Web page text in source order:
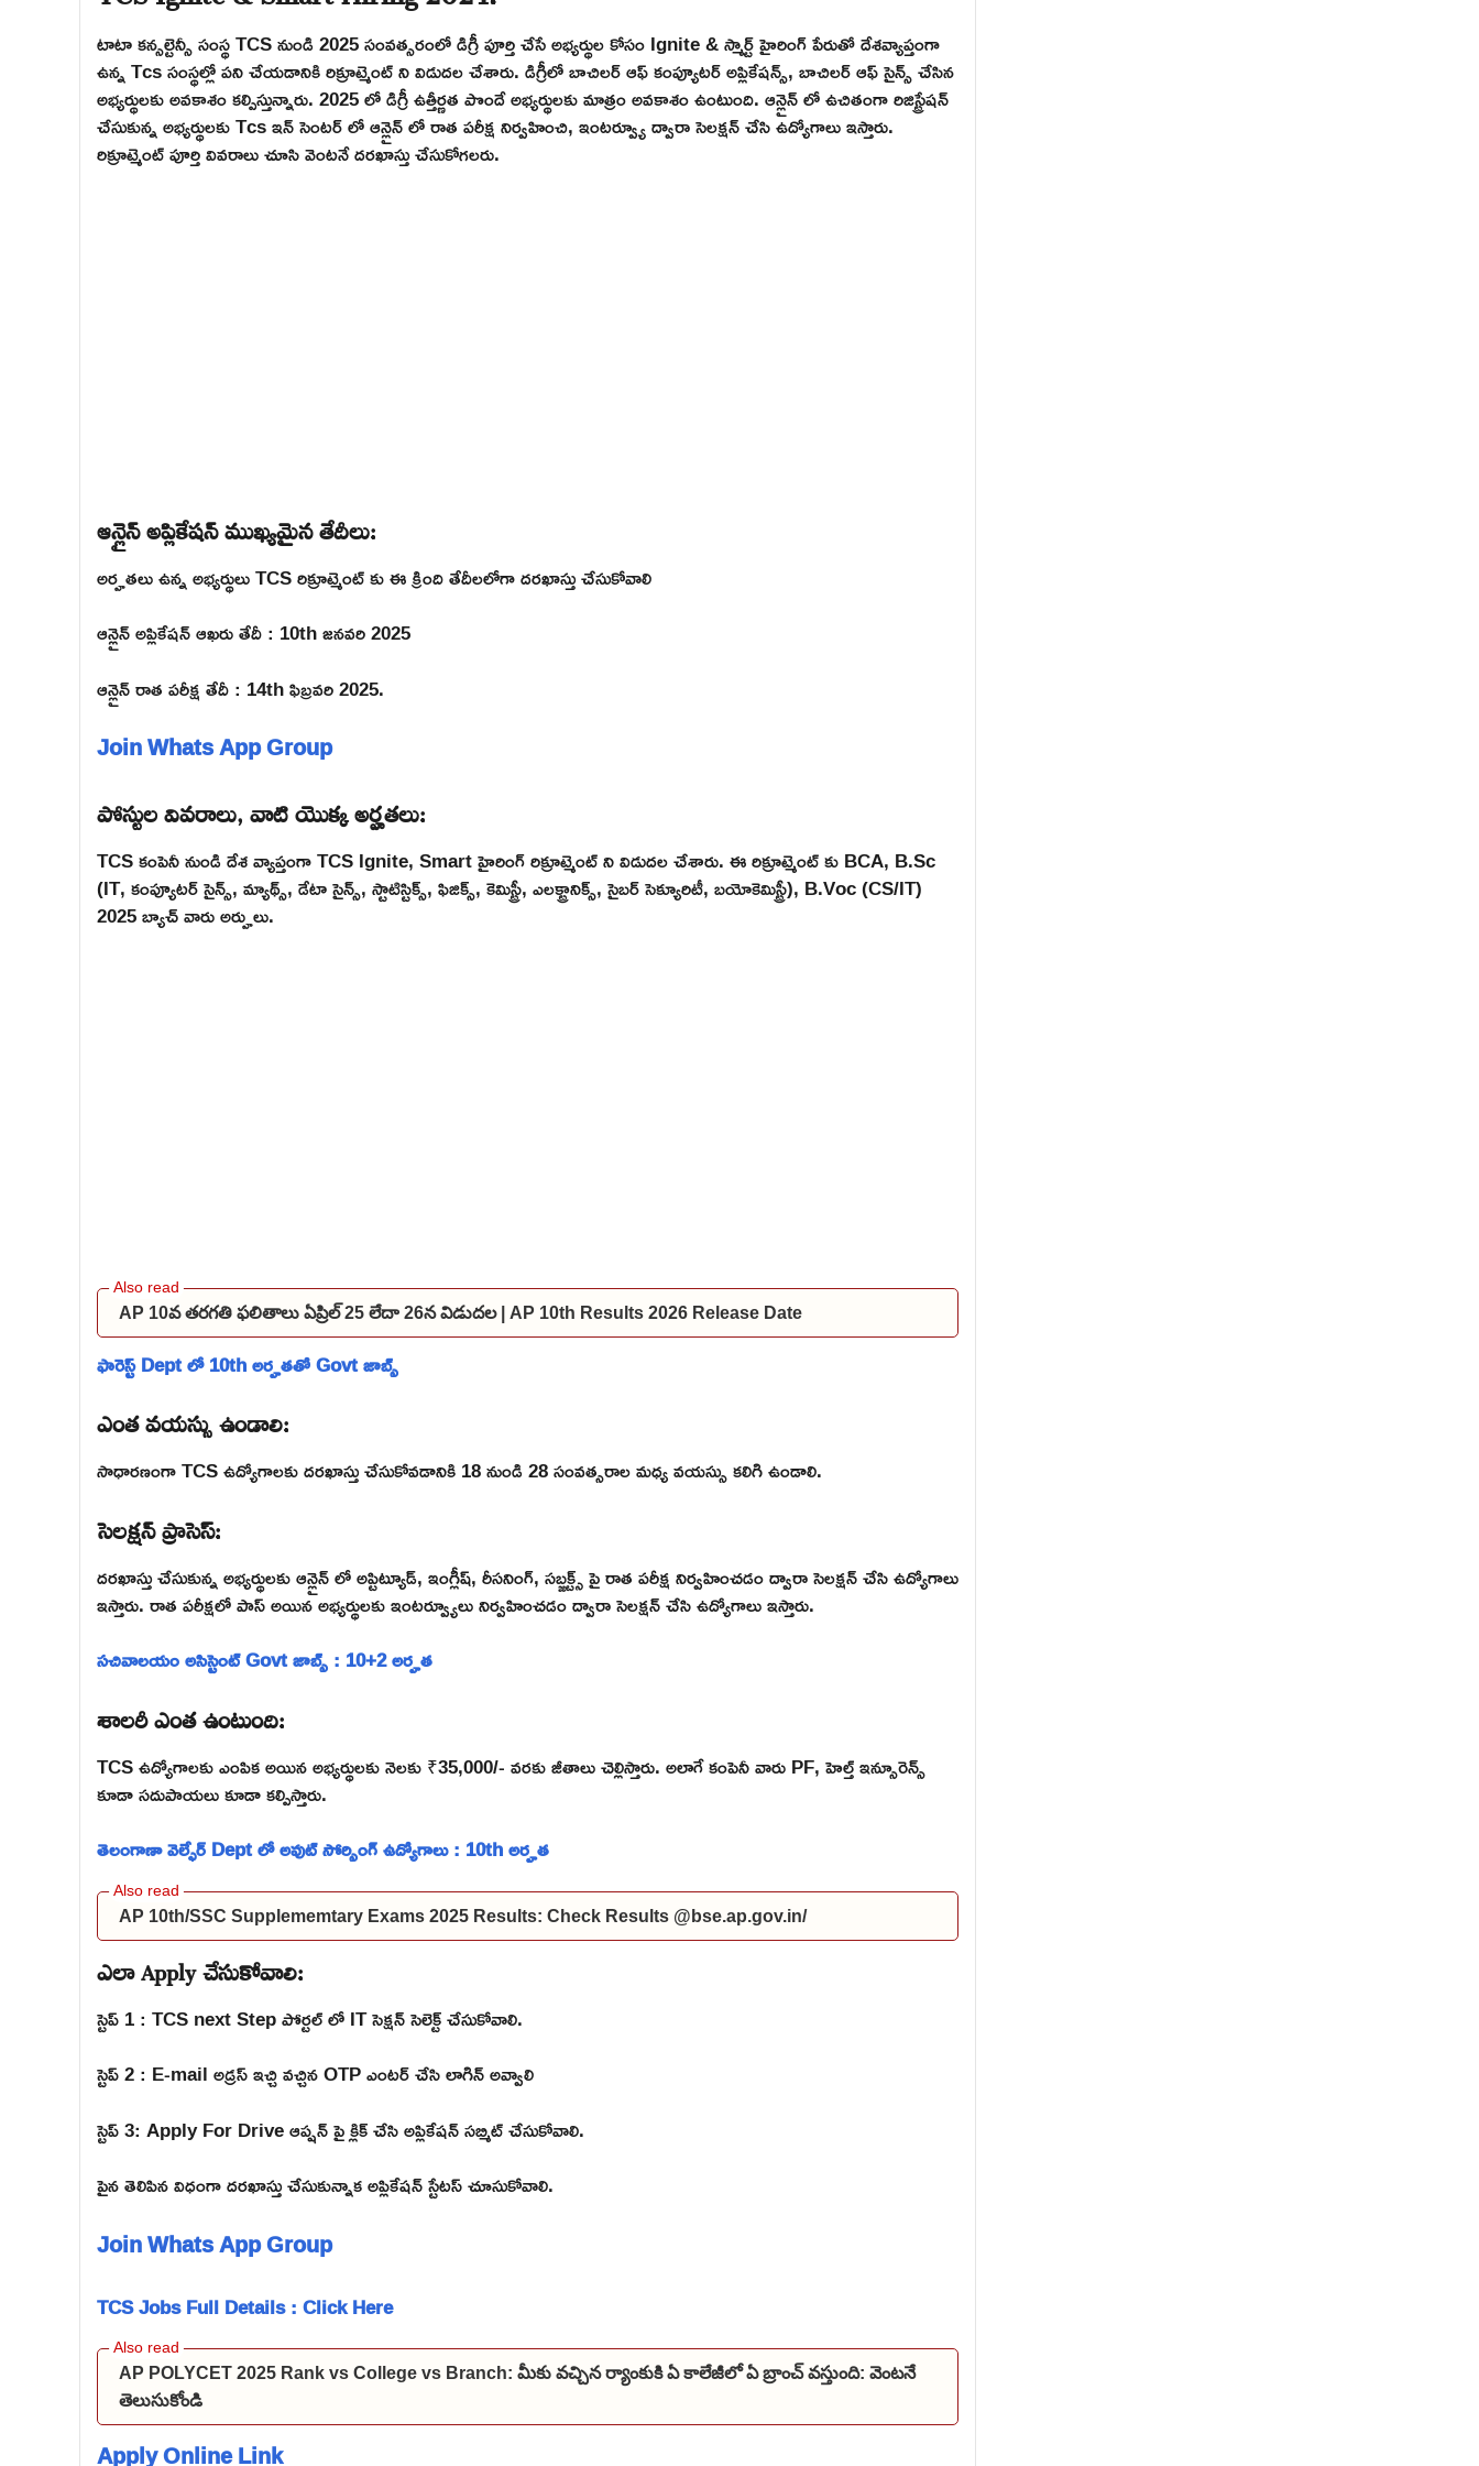
టాటా కన్సల్టెన్సీ సంస్థ TCS నుండి 2025 సంవత్సరంలో డిగ్రీ పూర్తి చేసే అభ్యర్థుల కోసం Ignite & స్మార్ట్ హైరింగ్ పేరుతో దేశవ్యాప్తంగా
ఉన్న Tcs సంస్థల్లో పని చేయడానికి రిక్రూట్మెంట్ ని విడుదల చేశారు. డిగ్రీలో బాచిలర్ ఆఫ్ కంప్యూటర్ అప్లికేషన్స్, బాచిలర్ ఆఫ్ సైన్స్ చేసిన
అభ్యర్థులకు అవకాశం కల్పిస్తున్నారు. 2025 లో డిగ్రీ ఉత్తీర్ణత పొందే అభ్యర్థులకు మాత్రం అవకాశం ఉంటుంది. ఆన్లైన్ లో ఉచితంగా రిజిస్ట్రేషన్
చేసుకున్న అభ్యర్థులకు Tcs ఇన్ సెంటర్ లో ఆన్లైన్ లో రాత పరీక్ష నిర్వహించి, ఇంటర్వ్యూ ద్వారా సెలక్షన్ చేసి ఉద్యోగాలు ఇస్తారు.
రిక్రూట్మెంట్ పూర్తి వివరాలు చూసి వెంటనే దరఖాస్తు చేసుకోగలరు.
ఆన్లైన్ అప్లికేషన్ ముఖ్యమైన తేదీలు:
అర్హతలు ఉన్న అభ్యర్థులు TCS రిక్రూట్మెంట్ కు ఈ క్రింది తేదీలలోగా దరఖాస్తు చేసుకోవాలి
ఆన్లైన్ అప్లికేషన్ ఆఖరు తేదీ : 10th జనవరి 2025
ఆన్లైన్ రాత పరీక్ష తేదీ : 14th ఫిబ్రవరి 2025.
Join Whats App Group
పోస్టుల వివరాలు, వాటి యొక్క అర్హతలు:
TCS కంపెనీ నుండి దేశ వ్యాప్తంగా TCS Ignite, Smart హైరింగ్ రిక్రూట్మెంట్ ని విడుదల చేశారు. ఈ రిక్రూట్మెంట్ కు BCA, B.Sc
(IT, కంప్యూటర్ సైన్స్, మ్యాథ్స్, డేటా సైన్స్, స్టాటిస్టిక్స్, ఫిజిక్స్, కెమిస్ట్రీ, ఎలక్ట్రానిక్స్, సైబర్ సెక్యూరిటీ, బయోకెమిస్ట్రీ), B.Voc (CS/IT)
2025 బ్యాచ్ వారు అర్హులు.
AP 10వ తరగతి ఫలితాలు ఏప్రిల్ 25 లేదా 26న విడుదల | AP 10th Results 2026 Release Date
ఫారెస్ట్ Dept లో 10th అర్హతతో Govt జాబ్స్
ఎంత వయస్సు ఉండాలి:
సాధారణంగా TCS ఉద్యోగాలకు దరఖాస్తు చేసుకోవడానికి 18 నుండి 28 సంవత్సరాల మధ్య వయస్సు కలిగి ఉండాలి.
సెలక్షన్ ప్రాసెస్:
దరఖాస్తు చేసుకున్న అభ్యర్థులకు ఆన్లైన్ లో అప్టిట్యూడ్, ఇంగ్లీష్, రీసనింగ్, సబ్జక్ట్స్ పై రాత పరీక్ష నిర్వహించడం ద్వారా సెలక్షన్ చేసి ఉద్యోగాలు
ఇస్తారు. రాత పరీక్షలో పాస్ అయిన అభ్యర్థులకు ఇంటర్వ్యూలు నిర్వహించడం ద్వారా సెలక్షన్ చేసి ఉద్యోగాలు ఇస్తారు.
సచివాలయం అసిస్టెంట్ Govt జాబ్స్ : 10+2 అర్హత
శాలరీ ఎంత ఉంటుంది:
TCS ఉద్యోగాలకు ఎంపిక అయిన అభ్యర్థులకు నెలకు ₹35,000/- వరకు జీతాలు చెల్లిస్తారు. అలాగే కంపెనీ వారు PF, హెల్త్ ఇన్సూరెన్స్
కూడా సదుపాయలు కూడా కల్పిస్తారు.
తెలంగాణా వెల్ఫేర్ Dept లో అవుట్ సోర్సింగ్ ఉద్యోగాలు : 10th అర్హత
AP 10th/SSC Supplememtary Exams 2025 Results: Check Results @bse.ap.gov.in/
ఎలా Apply చేసుకోవాలి:
స్టెప్ 1 : TCS next Step పోర్టల్ లో IT సెక్షన్ సెలెక్ట్ చేసుకోవాలి.
స్టెప్ 2 : E-mail అడ్రస్ ఇచ్చి వచ్చిన OTP ఎంటర్ చేసి లాగిన్ అవ్వాలి
స్టెప్ 3: Apply For Drive ఆప్షన్ పై క్లిక్ చేసి అప్లికేషన్ సబ్మిట్ చేసుకోవాలి.
పైన తెలిపిన విధంగా దరఖాస్తు చేసుకున్నాక అప్లికేషన్ స్టేటస్ చూసుకోవాలి.
Join Whats App Group
TCS Jobs Full Details : Click Here
AP POLYCET 2025 Rank vs College vs Branch: మీకు వచ్చిన ర్యాంకుకి ఏ కాలేజీలో ఏ బ్రాంచ్ వస్తుంది: వెంటనే
తెలుసుకోండి
Apply Online Link